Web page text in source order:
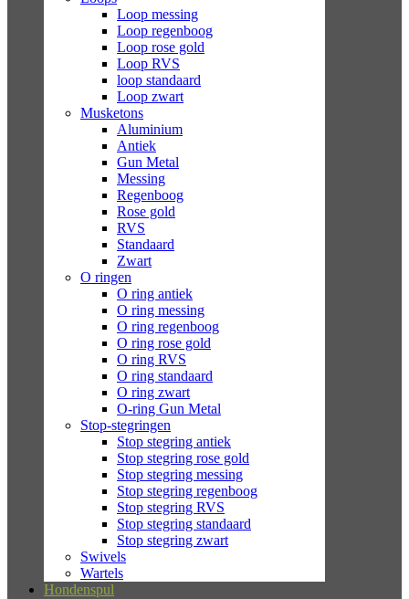
Loop messing
Loop regenboog
Loop rose gold
Loop RVS
loop standaard
Loop zwart
Musketons
Aluminium
Antiek
Gun Metal
Messing
Regenboog
Rose gold
RVS
Standaard
Zwart
O ringen
O ring antiek
O ring messing
O ring regenboog
O ring rose gold
O ring RVS
O ring standaard
O ring zwart
O-ring Gun Metal
Stop-stegringen
Stop stegring antiek
Stop stegring rose gold
Stop stegring messing
Stop stegring regenboog
Stop stegring RVS
Stop stegring standaard
Stop stegring zwart
Swivels
Wartels
Hondenspul